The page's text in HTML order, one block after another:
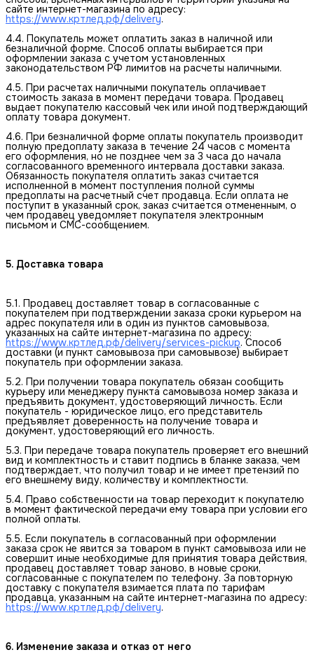
сайте интернет-магазина по адресу:
https://www.кртлед.рф/delivery.
4.4. Покупатель может оплатить заказ в наличной или
безналичной форме. Способ оплаты выбирается при
оформлении заказа с учетом установленных
законодательством РФ лимитов на расчеты наличными.
4.5. При расчетах наличными покупатель оплачивает
стоимость заказа в момент передачи товара. Продавец
выдает покупателю кассовый чек или иной подтверждающий
оплату товара документ.
4.6. При безналичной форме оплаты покупатель производит
полную предоплату заказа в течение 24 часов с момента
его оформления, но не позднее чем за 3 часа до начала
согласованного временного интервала доставки заказа.
Обязанность покупателя оплатить заказ считается
исполненной в момент поступления полной суммы
предоплаты на расчетный счет продавца. Если оплата не
поступит в указанный срок, заказ считается отмененным, о
чем продавец уведомляет покупателя электронным
письмом и СМС-сообщением.
5. Доставка товара
5.1. Продавец доставляет товар в согласованные с
покупателем при подтверждении заказа сроки курьером на
адрес покупателя или в один из пунктов самовывоза,
указанных на сайте интернет-магазина по адресу:
https://www.кртлед.рф/delivery/services-pickup. Способ
доставки (и пункт самовывоза при самовывозе) выбирает
покупатель при оформлении заказа.
5.2. При получении товара покупатель обязан сообщить
курьеру или менеджеру пункта самовывоза номер заказа и
предъявить документ, удостоверяющий личность. Если
покупатель - юридическое лицо, его представитель
предъявляет доверенность на получение товара и
документ, удостоверяющий его личность.
5.3. При передаче товара покупатель проверяет его внешний
вид и комплектность и ставит подпись в бланке заказа, чем
подтверждает, что получил товар и не имеет претензий по
его внешнему виду, количеству и комплектности.
5.4. Право собственности на товар переходит к покупателю
в момент фактической передачи ему товара при условии его
полной оплаты.
5.5. Если покупатель в согласованный при оформлении
заказа срок не явится за товаром в пункт самовывоза или не
совершит иные необходимые для принятия товара действия,
продавец доставляет товар заново, в новые сроки,
согласованные с покупателем по телефону. За повторную
доставку с покупателя взимается плата по тарифам
продавца, указанным на сайте интернет-магазина по адресу:
https://www.кртлед.рф/delivery.
6. Изменение заказа и отказ от него